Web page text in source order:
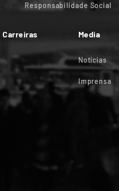
Responsabilidade Social
Carreiras Media
Notícias
Imprensa